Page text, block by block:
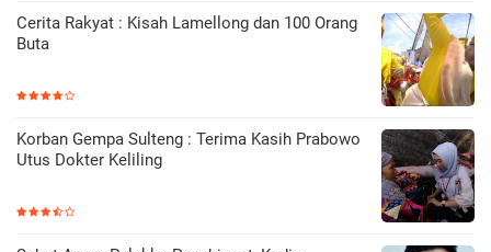
Cerita Rakyat : Kisah Lamellong dan 100 Orang
Buta
Korban Gempa Sulteng : Terima Kasih Prabowo
Utus Dokter Keliling